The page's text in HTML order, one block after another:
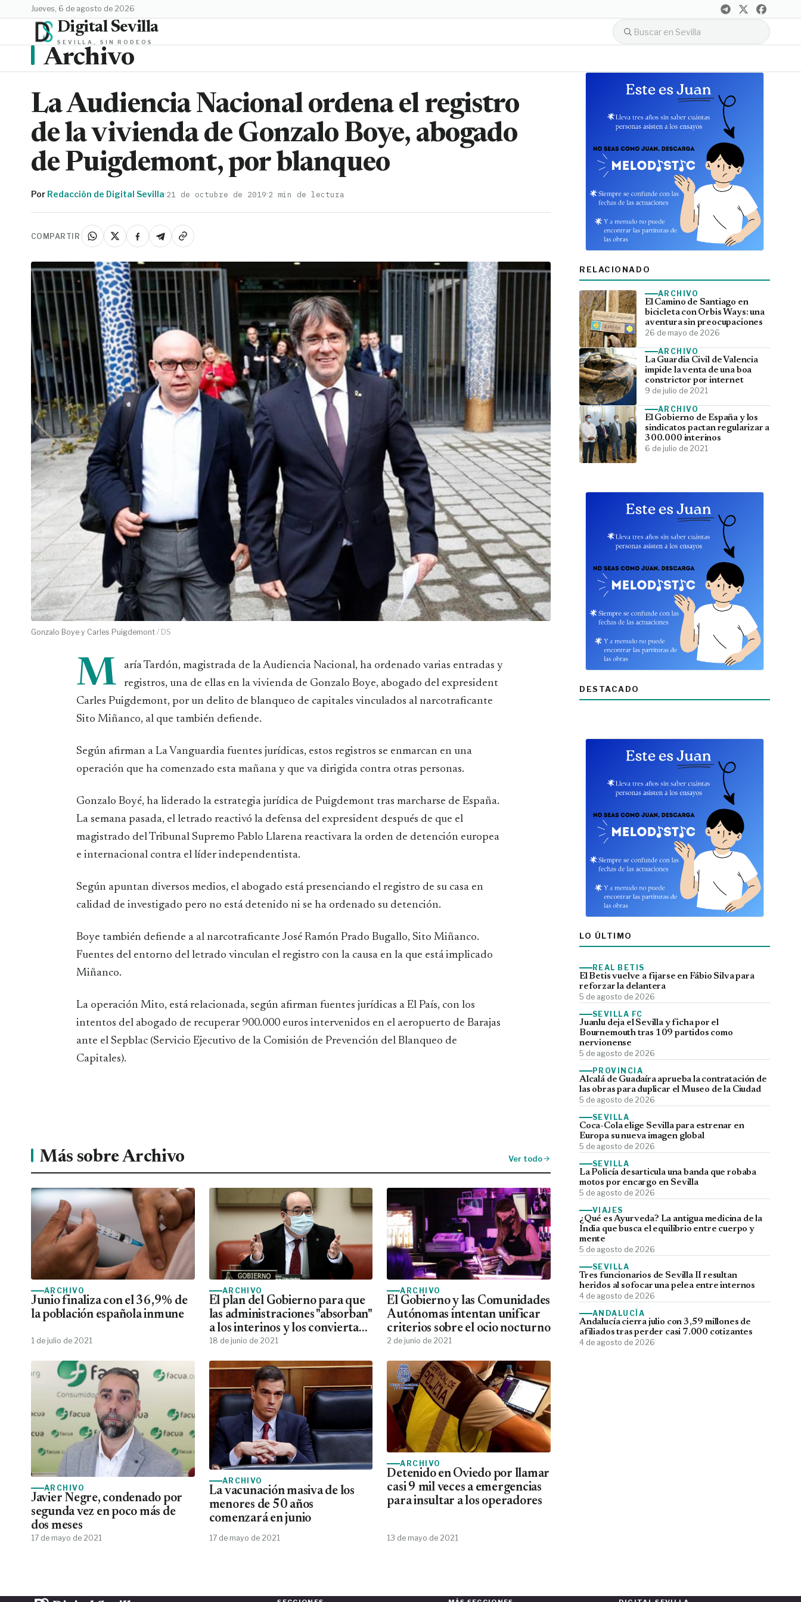
jueves, 6 de agosto de 2026
Digital Sevilla
SEVILLA, SIN RODEOS
Archivo
La Audiencia Nacional ordena el registro
de la vivienda de Gonzalo Boye, abogado
de Puigdemont, por blanqueo
Por Redacción de Digital Sevilla·21 de octubre de 2019·2 min de lectura
COMPARTIR
Gonzalo Boye y Carles Puigdemont / DS
M
aría Tardón, magistrada de la Audiencia Nacional, ha ordenado varias entradas y
registros, una de ellas en la vivienda de Gonzalo Boye, abogado del expresident
Carles Puigdemont, por un delito de blanqueo de capitales vinculados al narcotraficante
Sito Miñanco, al que también defiende.
Según afirman a La Vanguardia fuentes jurídicas, estos registros se enmarcan en una
operación que ha comenzado esta mañana y que va dirigida contra otras personas.
Gonzalo Boyé, ha liderado la estrategia jurídica de Puigdemont tras marcharse de España.
La semana pasada, el letrado reactivó la defensa del expresident después de que el
magistrado del Tribunal Supremo Pablo Llarena reactivara la orden de detención europea
e internacional contra el líder independentista.
Según apuntan diversos medios, el abogado está presenciando el registro de su casa en
calidad de investigado pero no está detenido ni se ha ordenado su detención.
Boye también defiende a al narcotraficante José Ramón Prado Bugallo, Sito Miñanco.
Fuentes del entorno del letrado vinculan el registro con la causa en la que está implicado
Miñanco.
La operación Mito, está relacionada, según afirman fuentes jurídicas a El País, con los
intentos del abogado de recuperar 900.000 euros intervenidos en el aeropuerto de Barajas
ante el Sepblac (Servicio Ejecutivo de la Comisión de Prevención del Blanqueo de
Capitales).
Más sobre Archivo Ver todo
ARCHIVO
Junio finaliza con el 36,9% de
la población española inmune
1 de julio de 2021
ARCHIVO
El plan del Gobierno para que
las administraciones "absorban"
a los interinos y los conviertan
en fijos
18 de junio de 2021
ARCHIVO
El Gobierno y las Comunidades
Autónomas intentan unificar
criterios sobre el ocio nocturno
2 de junio de 2021
ARCHIVO
Javier Negre, condenado por
segunda vez en poco más de
dos meses
17 de mayo de 2021
ARCHIVO
La vacunación masiva de los
menores de 50 años
comenzará en junio
17 de mayo de 2021
ARCHIVO
Detenido en Oviedo por llamar
casi 9 mil veces a emergencias
para insultar a los operadores
13 de mayo de 2021
RELACIONADO
ARCHIVO
El Camino de Santiago en
bicicleta con Orbis Ways: una
aventura sin preocupaciones
26 de mayo de 2026
ARCHIVO
La Guardia Civil de Valencia
impide la venta de una boa
constrictor por internet
9 de julio de 2021
ARCHIVO
El Gobierno de España y los
sindicatos pactan regularizar a
300.000 interinos
6 de julio de 2021
DESTACADO
LO ÚLTIMO
REAL BETIS
El Betis vuelve a fijarse en Fábio Silva para
reforzar la delantera
5 de agosto de 2026
SEVILLA FC
Juanlu deja el Sevilla y ficha por el
Bournemouth tras 109 partidos como
nervionense
5 de agosto de 2026
PROVINCIA
Alcalá de Guadaíra aprueba la contratación de
las obras para duplicar el Museo de la Ciudad
5 de agosto de 2026
SEVILLA
Coca-Cola elige Sevilla para estrenar en
Europa su nueva imagen global
5 de agosto de 2026
SEVILLA
La Policía desarticula una banda que robaba
motos por encargo en Sevilla
5 de agosto de 2026
VIAJES
¿Qué es Ayurveda? La antigua medicina de la
India que busca el equilibrio entre cuerpo y
mente
5 de agosto de 2026
SEVILLA
Tres funcionarios de Sevilla II resultan
heridos al sofocar una pelea entre internos
4 de agosto de 2026
ANDALUCÍA
Andalucía cierra julio con 3,59 millones de
afiliados tras perder casi 7.000 cotizantes
4 de agosto de 2026